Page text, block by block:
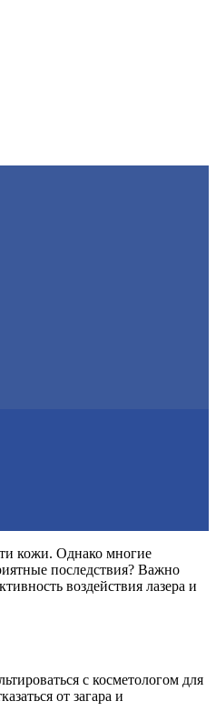
кожи. Однако многие
последствия? Важно
воздействия лазера и
с косметологом для
от загара и